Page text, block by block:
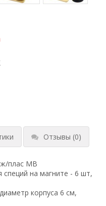
Отзывы (0)
плас MB
на магните - 6 шт,
корпуса 6 см,